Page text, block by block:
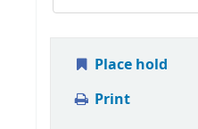
Place hold
Print